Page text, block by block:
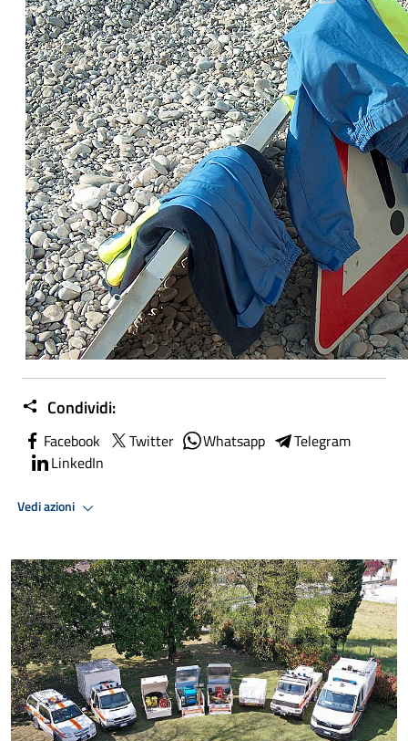
Condividi:
Facebook Twitter Whatsapp
Telegram
LinkedIn
Vedi azioni